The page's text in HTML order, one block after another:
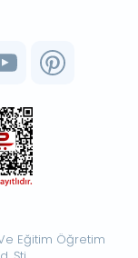
Ve Eğitim Öğretim